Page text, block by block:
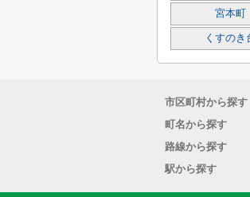
宮本町
くすのき
市区町村から探す
町名から探す
路線から探す
駅から探す